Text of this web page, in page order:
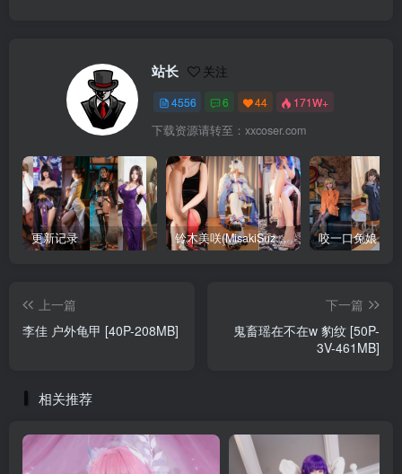
站长 关注
4556 6 44 171W+
下载资源请转至：xxcoser.com
更新记录 铃木美咲(MisakiSuzuki) 合集下载 咬一口兔娘 合
上一篇
李佳 户外龟甲 [40P-208MB]
下一篇
鬼畜瑶在不在w 豹纹 [50P-
3V-461MB]
相关推荐